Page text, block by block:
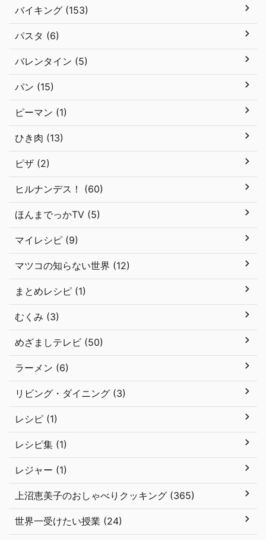
バイキング (153)
パスタ (6)
バレンタイン (5)
パン (15)
ピーマン (1)
ひき肉 (13)
ピザ (2)
ヒルナンデス！ (60)
ほんまでっかTV (5)
マイレシピ (9)
マツコの知らない世界 (12)
まとめレシピ (1)
むくみ (3)
めざましテレビ (50)
ラーメン (6)
リビング・ダイニング (3)
レシピ (1)
レシピ集 (1)
レジャー (1)
上沼恵美子のおしゃべりクッキング (365)
世界一受けたい授業 (24)